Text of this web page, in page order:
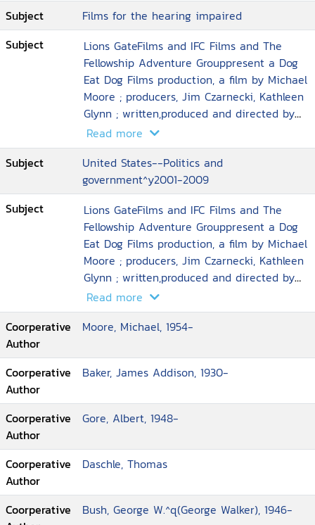
Subject
Films for the hearing impaired
Subject
Lions GateFilms and IFC Films and The
Fellowship Adventure Grouppresent a Dog
Eat Dog Films production, a film by Michael
Moore ; producers, Jim Czarnecki, Kathleen
Glynn ; written,produced and directed by
Michael Moore
Read more
Subject
United States--Politics and
government^y2001-2009
Subject
Lions GateFilms and IFC Films and The
Fellowship Adventure Grouppresent a Dog
Eat Dog Films production, a film by Michael
Moore ; producers, Jim Czarnecki, Kathleen
Glynn ; written,produced and directed by
Michael Moore
Read more
Coorperative
Author
Moore, Michael, 1954-
Coorperative
Author
Baker, James Addison, 1930-
Coorperative
Author
Gore, Albert, 1948-
Coorperative
Author
Daschle, Thomas
Coorperative
Bush, George W.^q(George Walker), 1946-